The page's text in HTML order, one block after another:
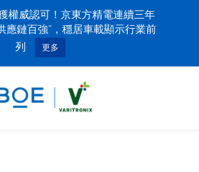
權威認可！京東方精電連續三年
應鏈百強”，穩居車載顯示行業前
列
更多